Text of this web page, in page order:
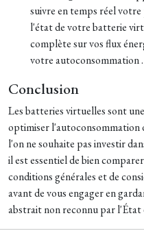
suivre en temps réel
l'état de votre batterie
complète sur vos flux
votre autoconsommation .
Conclusion
Les batteries virtuelles sont
optimiser l'autoconsommation
l'on ne souhaite pas investir
il est essentiel de bien
conditions générales et de
avant de vous engager en
abstrait non reconnu par l'État